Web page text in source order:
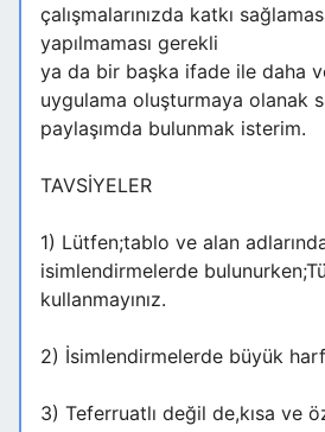
çalışmalarınızda katkı
yapılmaması gerekli
ya da bir başka ifade ile daha
uygulama oluşturmaya olanak
paylaşımda bulunmak isterim.
TAVSİYELER
1) Lütfen;tablo ve alan
isimlendirmelerde
kullanmayınız.
2) İsimlendirmelerde büyük
3) Teferruatlı değil de,kısa ve